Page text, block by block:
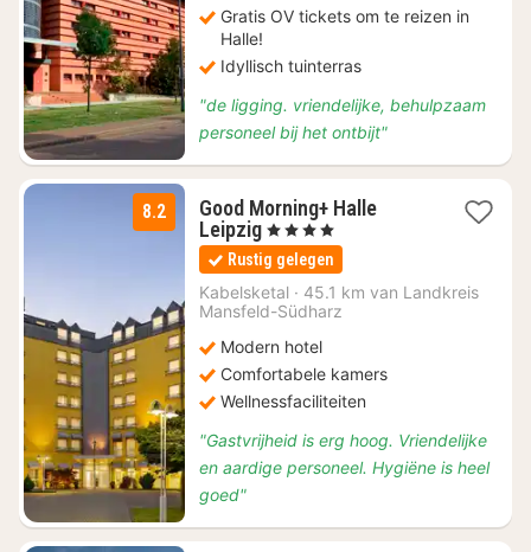
Gratis OV tickets om te reizen in
Halle!
Idyllisch tuinterras
"de ligging. vriendelijke, behulpzaam
personeel bij het ontbijt"
8.2
Good Morning+ Halle
Leipzig1
nacht
vanaf
€
58,50
, 4 Sterren
Rustig gelegen
Kabelsketal · 45.1 km van Landkreis
Mansfeld-Südharz
Modern hotel
Comfortabele kamers
Wellnessfaciliteiten
"Gastvrijheid is erg hoog. Vriendelijke
en aardige personeel. Hygiëne is heel
goed"